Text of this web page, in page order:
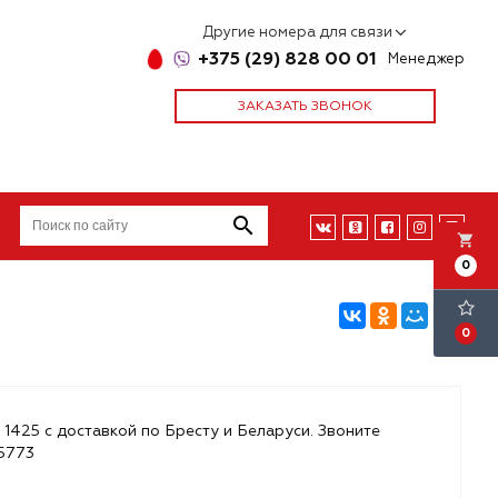
Другие номера для связи
+375 (29) 828 00 01 Менеджер
ЗАКАЗАТЬ ЗВОНОК
local_grocery_store
0
0
с доставкой по Бресту и Беларуси. Звоните